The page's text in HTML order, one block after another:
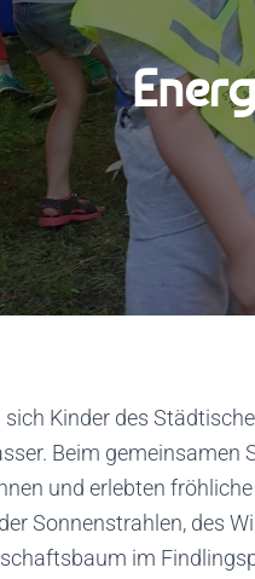
Kinder des
Beim gemeinsamen
und erlebten
Sonnenstrahlen, des
im